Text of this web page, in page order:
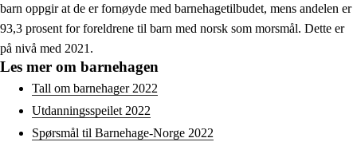
barn oppgir at de er fornøyde med barnehagetilbudet, mens andelen er
93,3 prosent for foreldrene til barn med norsk som morsmål. Dette er
på nivå med 2021.
Les mer om barnehagen
Tall om barnehager 2022
Utdanningsspeilet 2022
Spørsmål til Barnehage-Norge 2022